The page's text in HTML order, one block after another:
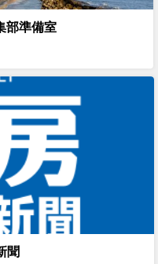
部準備室
聞